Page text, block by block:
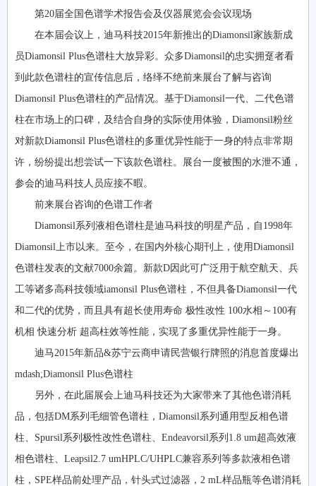
第20届全国色谱学术报告会及仪器展览会会议现场
在本届会议上，迪马科技2015年新推出的Diamonsil家族新成
员Diamonsil Plus色谱柱大放异彩。众多Diamonsil的忠实拥趸者看
到此款色谱柱的宣传信息后，络绎不绝前来展台了解与咨询
Diamonsil Plus色谱柱的产品情况。基于Diamonsil一代、二代色谱
柱在市场上的口碑，及结合自身的实际使用体验，Diamonsil粉丝
对新款Diamonsil Plus色谱柱的多重优异性能于一身的特点非常期
许，纷纷提出想尝试一下该款色谱柱。展台一度被围的水泄不通，
参会的迪马科技人员应接不暇。
前来展台咨询的色谱工作者
Diamonsil系列液相色谱柱是迪马科技的明星产品，自1998年
Diamonsil上市以来。至今，在国内外核心期刊上，使用Diamonsil
色谱柱发表的文献7000余篇。新款D因此可广泛用于航空航天、兵
工等诸多高科技领域iamonsil Plus色谱柱，不但具备Diamonsil一代
和二代的优势，而且具有超长使用寿命 极性改性 100水相～100有
机相 快速分析 超高柱效等性能，实现了多重优异性能于一身。
迪马2015年新品&苏宁云商申请民营银行牌照的消息首度爆出
mdash;Diamonsil Plus色谱柱
另外，在此届展会上迪马科技还为大家带来了其他色谱消耗
品，包括DM系列毛细管色谱柱，Diamonsil系列通用型反相色谱
柱、Spursil系列极性改性色谱柱、Endeavorsil系列1.8 um超高效液
相色谱柱、Leapsil2.7 umHPLC/UHPLC兼容系列等多款液相色谱
柱，SPE样品前处理产品，针头式过滤器，2 mL样品瓶等色谱消耗